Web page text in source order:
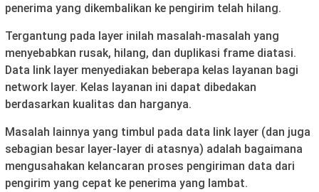
penerima yang dikembalikan ke pengirim telah hilang.
Tergantung pada layer inilah masalah-masalah yang
menyebabkan rusak, hilang, dan duplikasi frame diatasi.
Data link layer menyediakan beberapa kelas layanan bagi
network layer. Kelas layanan ini dapat dibedakan
berdasarkan kualitas dan harganya.
Masalah lainnya yang timbul pada data link layer (dan juga
sebagian besar layer-layer di atasnya) adalah bagaimana
mengusahakan kelancaran proses pengiriman data dari
pengirim yang cepat ke penerima yang lambat.